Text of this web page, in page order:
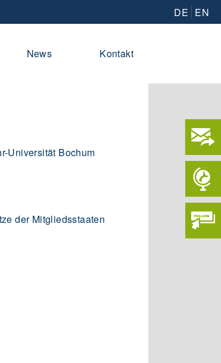
DE EN
News Kontakt
Universität Bochum
der Mitgliedsstaaten